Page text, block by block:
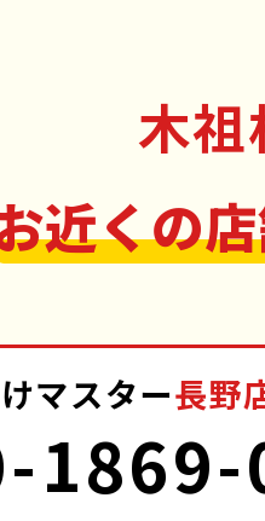
木祖
近くの
マスター長野
1869-